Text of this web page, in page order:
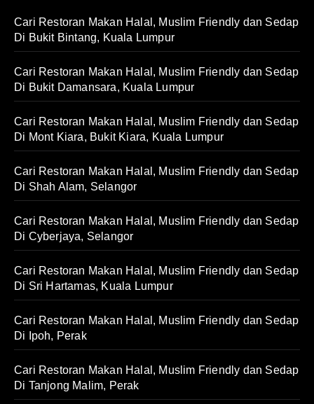
Cari Restoran Makan Halal, Muslim Friendly dan Sedap
Di Bukit Bintang, Kuala Lumpur
Cari Restoran Makan Halal, Muslim Friendly dan Sedap
Di Bukit Damansara, Kuala Lumpur
Cari Restoran Makan Halal, Muslim Friendly dan Sedap
Di Mont Kiara, Bukit Kiara, Kuala Lumpur
Cari Restoran Makan Halal, Muslim Friendly dan Sedap
Di Shah Alam, Selangor
Cari Restoran Makan Halal, Muslim Friendly dan Sedap
Di Cyberjaya, Selangor
Cari Restoran Makan Halal, Muslim Friendly dan Sedap
Di Sri Hartamas, Kuala Lumpur
Cari Restoran Makan Halal, Muslim Friendly dan Sedap
Di Ipoh, Perak
Cari Restoran Makan Halal, Muslim Friendly dan Sedap
Di Tanjong Malim, Perak